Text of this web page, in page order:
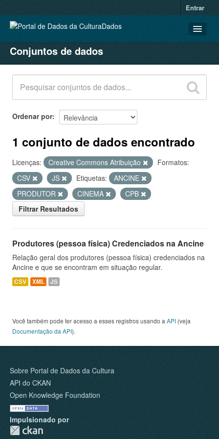
Entrar
CONJUNTOS DE DADOS
ORGANIZAÇÕES
GRUPOS
SOBRE
Conjuntos de dados
Ordenar por
1 conjunto de dados encontrado
Licenças: Creative Commons Atribuição
Formatos:
CSV
JS Etiquetas:
ANCINE
PRODUTOR
CINEMA
CPB
Filtrar Resultados
Produtores (pessoa física) Credenciados na Ancine
Relação geral dos produtores (pessoa física) credenciados na
Ancine e que se encontram em situação regular.
CSV XML JS
Você também pode ter acesso a esses registros usando a API (veja
Documentação da API).
Sobre Portal de Dados da Cultura
API do CKAN
Open Knowledge Foundation
Impulsionado por